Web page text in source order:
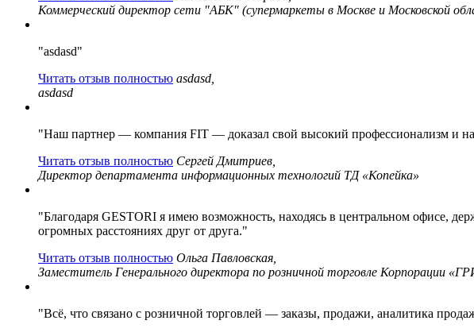
Коммерческий директор сети "АБК" (супермаркеты в Москве и Московской
"asdasd"
Читать отзыв полностью asdasd,
asdasd
"Наш партнер — компания FIT — доказал свой высокий профессионализм и
Читать отзыв полностью Сергей Дмитриев,
Директор департамента информационных технологий ТД «Копейка»
"Благодаря GESTORI я имею возможность, находясь в центральном офисе,
огромных расстояниях друг от друга."
Читать отзыв полностью Ольга Павловская,
Заместитель Генерального директора по розничной торговле Корпорации
"Всё, что связано с розничной торговлей — заказы, продажи, аналитика